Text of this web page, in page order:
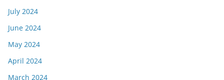
July 2024
June 2024
May 2024
April 2024
March 2024